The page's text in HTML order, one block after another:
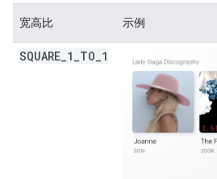
宽高比 示例
SQUARE 1 TO 1